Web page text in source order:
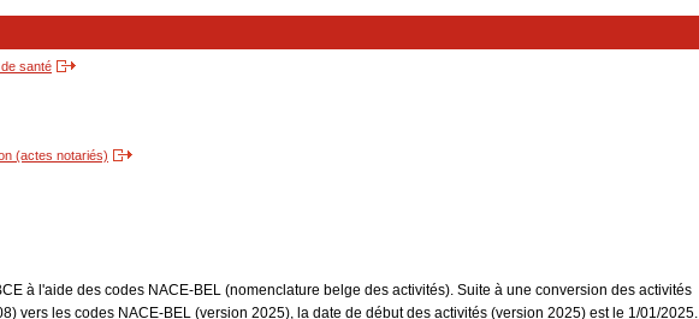
santé
(actes notariés)
à l'aide des codes NACE-BEL (nomenclature belge des activités). Suite à une conversion des activités
vers les codes NACE-BEL (version 2025), la date de début des activités (version 2025) est le 1/01/2025.